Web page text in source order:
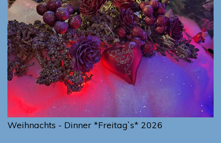
Weihnachts - Dinner *Freitag`s* 2026